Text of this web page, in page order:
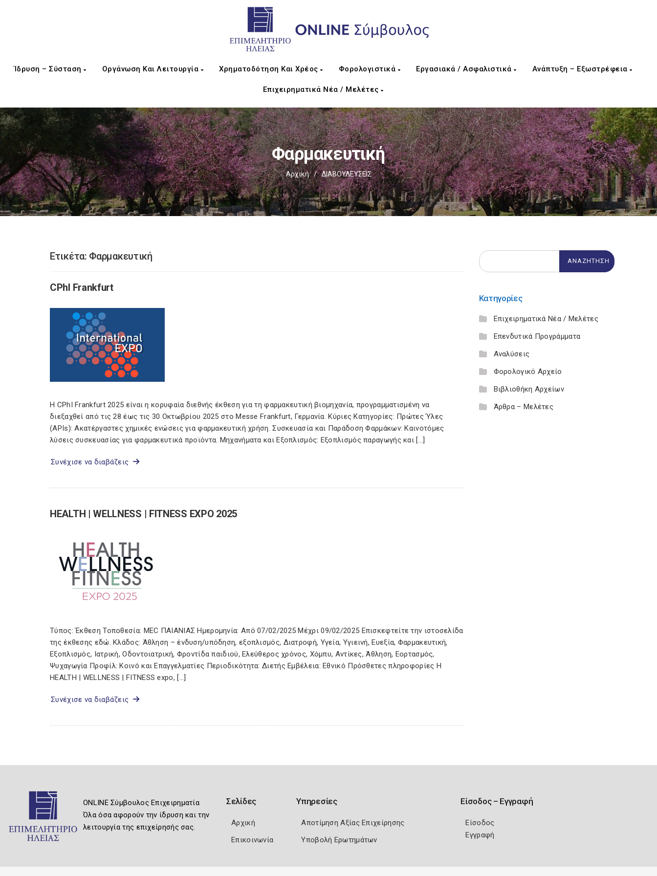
Ίδρυση – Σύσταση Οργάνωση Και Λειτουργία Χρηματοδότηση Και Χρέος Φορολογιστικά Εργασιακά / Ασφαλιστικά Ανάπτυξη – Εξωστρέφεια
Επιχειρηματικά Νέα / Μελέτες
Φαρμακευτική
Αρχική / ΔΙΑΒΟΥΛΕΥΣΕΙΣ
Ετικέτα: Φαρμακευτική
CPhI Frankfurt
Η CPhI Frankfurt 2025 είναι η κορυφαία διεθνής έκθεση για τη φαρμακευτική βιομηχανία, προγραμματισμένη να
διεξαχθεί από τις 28 έως τις 30 Οκτωβρίου 2025 στο Messe Frankfurt, Γερμανία. Κύριες Κατηγορίες: Πρώτες Ύλες
(APIs): Ακατέργαστες χημικές ενώσεις για φαρμακευτική χρήση. Συσκευασία και Παράδοση Φαρμάκων: Καινοτόμες
λύσεις συσκευασίας για φαρμακευτικά προϊόντα. Μηχανήματα και Εξοπλισμός: Εξοπλισμός παραγωγής και […]
Συνέχισε να διαβάζεις
HEALTH | WELLNESS | FITNESS EXPO 2025
Τύπος: Έκθεση Τοποθεσία: MEC ΠΑΙΑΝΙΑΣ Ημερομηνία: Από 07/02/2025 Μέχρι 09/02/2025 Επισκεφτείτε την ιστοσελίδα
της έκθεσης εδώ. Κλάδος: Άθληση – ένδυση/υπόδηση, εξοπλισμός, Διατροφή, Υγεία, Υγιεινή, Ευεξία, Φαρμακευτική,
Εξοπλισμός, Ιατρική, Οδοντοιατρική, Φροντίδα παιδιού, Ελεύθερος χρόνος, Χόμπυ, Αντίκες, Άθληση, Εορτασμός,
Ψυχαγωγία Προφίλ: Κοινό και Επαγγελματίες Περιοδικότητα: Διετής Εμβέλεια: Εθνικό Πρόσθετες πληροφορίες Η
HEALTH | WELLNESS | FITNESS expo, […]
Συνέχισε να διαβάζεις
Κατηγορίες
Επιχειρηματικά Νέα / Μελέτες
Επενδυτικά Προγράμματα
Αναλύσεις
Φορολογικό Αρχείο
Βιβλιοθήκη Αρχείων
Άρθρα – Μελέτες
ONLINE Σύμβουλος Επιχειρηματία
Όλα όσα αφορούν την ίδρυση και την
λειτουργία της επιχείρησής σας.
Σελίδες
Αρχική
Επικοινωνία
Υπηρεσίες
Αποτίμηση Αξίας Επιχείρησης
Υποβολή Ερωτημάτων
Είσοδος – Εγγραφή
Είσοδος
Εγγραφή